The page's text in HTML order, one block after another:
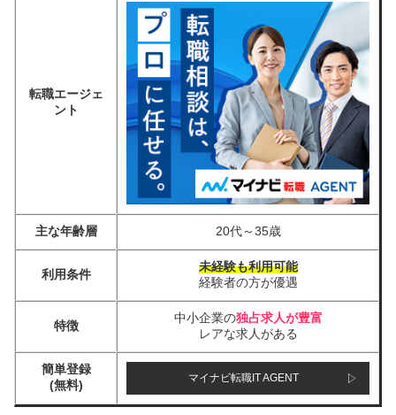
転職エージェ
ント
主な年齢層 20代～35歳
利用条件
未経験も利用可能
経験者の方が優遇
特徴
中小企業の独占求人が豊富
レアな求人がある
簡単登録
(無料)
マイナビ転職IT AGENT